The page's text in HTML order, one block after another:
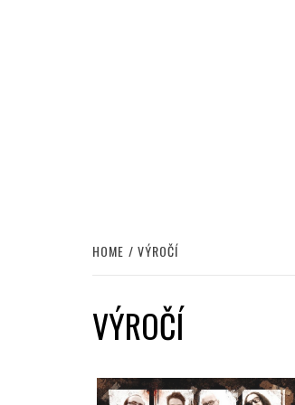
HOME VÝROČÍ
VÝROČÍ